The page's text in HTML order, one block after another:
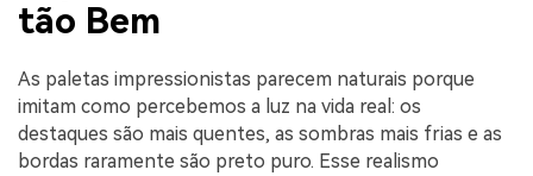
tão Bem
As paletas impressionistas parecem naturais porque
imitam como percebemos a luz na vida real: os
destaques são mais quentes, as sombras mais frias e as
bordas raramente são preto puro. Esse realismo